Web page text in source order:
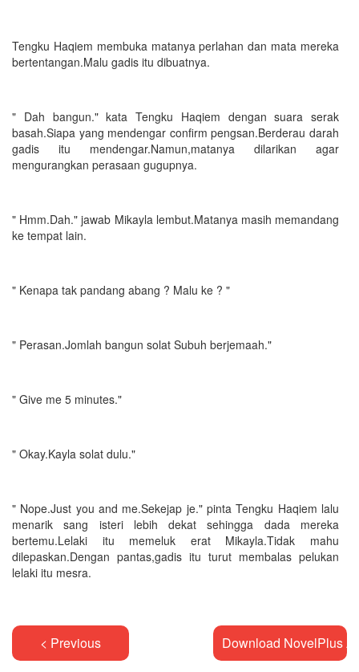
Tengku Haqiem membuka matanya perlahan dan mata mereka
bertentangan.Malu gadis itu dibuatnya.
" Dah bangun." kata Tengku Haqiem dengan suara serak
basah.Siapa yang mendengar confirm pengsan.Berderau darah
gadis itu mendengar.Namun,matanya dilarikan agar
mengurangkan perasaan gugupnya.
" Hmm.Dah." jawab Mikayla lembut.Matanya masih memandang
ke tempat lain.
" Kenapa tak pandang abang ? Malu ke ? "
" Perasan.Jomlah bangun solat Subuh berjemaah."
" Give me 5 minutes."
" Okay.Kayla solat dulu."
" Nope.Just you and me.Sekejap je." pinta Tengku Haqiem lalu
menarik sang isteri lebih dekat sehingga dada mereka
bertemu.Lelaki itu memeluk erat Mikayla.Tidak mahu
dilepaskan.Dengan pantas,gadis itu turut membalas pelukan
lelaki itu mesra.
< Previous Download NovelPlus